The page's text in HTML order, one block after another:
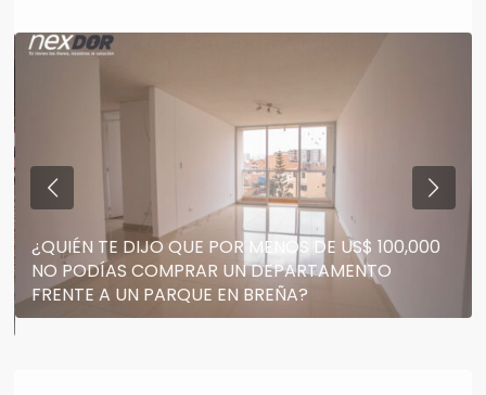
¿QUIÉN TE DIJO QUE POR MENOS DE US$ 100,000
NO PODÍAS COMPRAR UN DEPARTAMENTO
FRENTE A UN PARQUE EN BREÑA?